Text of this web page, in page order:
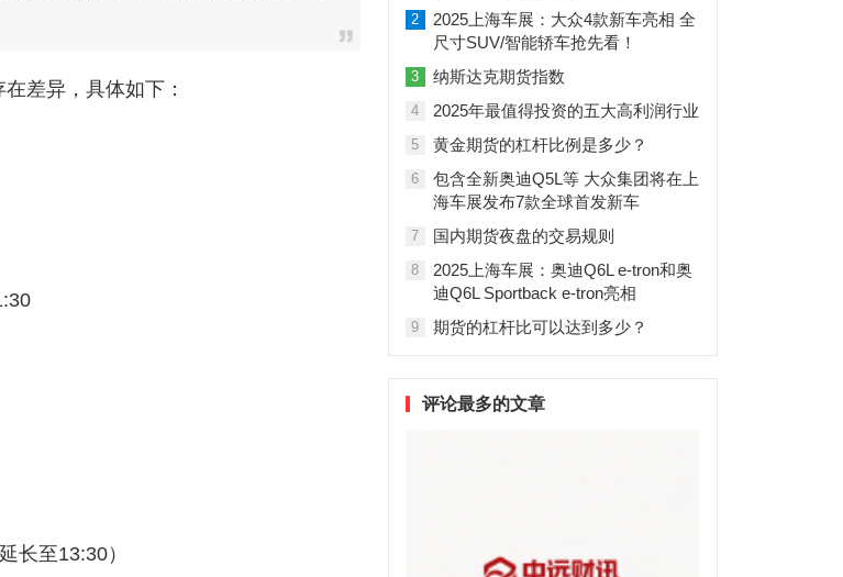
差异，具体如下：
长至13:30）‌
2
2025上海车展：大众4款新车亮相 全
尺寸SUV/智能轿车抢先看！
3 纳斯达克期货指数
4 2025年最值得投资的五大高利润行业
5 黄金期货的杠杆比例是多少？
6
包含全新奥迪Q5L等 大众集团将在上
海车展发布7款全球首发新车
7 国内期货夜盘的交易规则
8
2025上海车展：奥迪Q6L e-tron和奥
迪Q6L Sportback e-tron亮相
9 期货的杠杆比可以达到多少？
评论最多的文章